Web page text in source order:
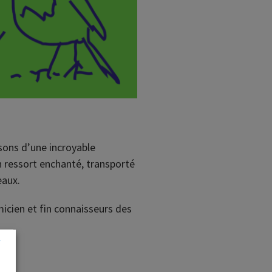
d’une incroyable
ressort enchanté, transporté
et fin connaisseurs des